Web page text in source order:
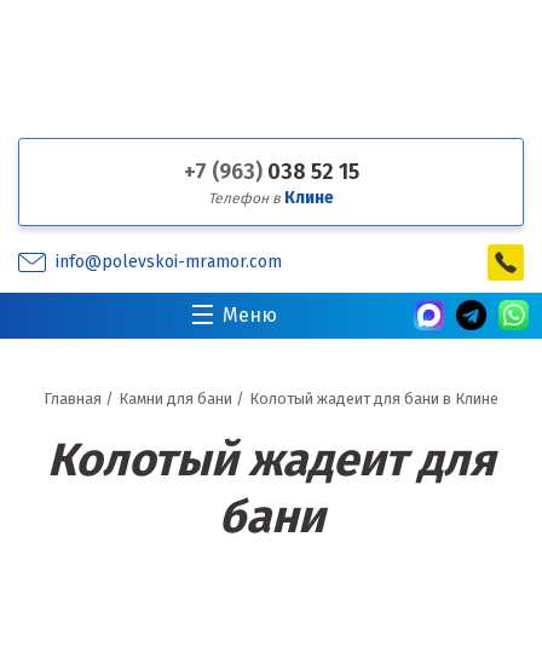
+7 (963) 038 52 15
Телефон в Клине
info@polevskoi-mramor.com
Меню
Главная / Камни для бани / Колотый жадеит для бани в Клине
Колотый жадеит для
бани